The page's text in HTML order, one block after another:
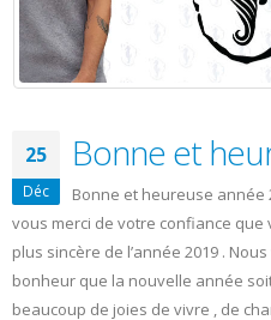
25
Déc
Bonne et
Bonne et heureuse année
vous merci de votre confiance
plus sincère de l’année 2019 .
bonheur que la nouvelle année
beaucoup de joies de vivre , de